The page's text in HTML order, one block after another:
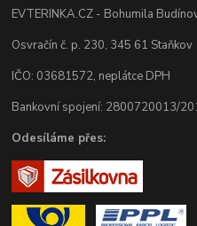
EVTERINKA.CZ - Bohumila
Osvračín č. p. 230, 345 61 Staňkov
IČO: 03681572, neplátce DPH
Bankovní spojení: 2800720013/
Odesíláme přes: